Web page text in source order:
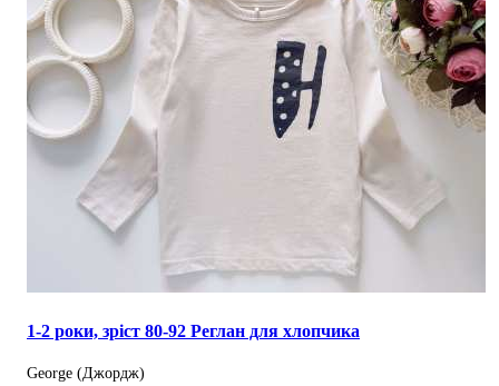
1-2 роки, зріст 80-92 Реглан для хлопчика
George (Джордж)